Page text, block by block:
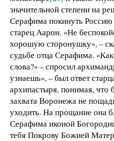
значительной степени на
Серафима покинуть
старец Аарон. «Не
хорошую сторонушку», –
судьбе отца Серафима.
слова?» – спросил
узнаешь», – был ответ
архипастыря, понимая, что
захвата Воронежа не
уходить. На прощание она
Серафима иконой
тебя Покрову Божией